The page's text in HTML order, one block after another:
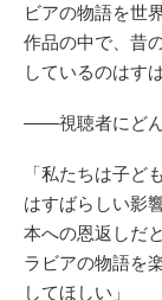
ビアの物語を世
作品の中で、昔
しているのはす
――視聴者にどん
「私たちは子ど
はすばらしい影
本への恩返しだ
ラビアの物語を
してほしい」